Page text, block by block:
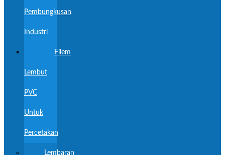
Pembungkusan
Industri
Filem
Lembut
PVC
Untuk
Percetakan
Lembaran